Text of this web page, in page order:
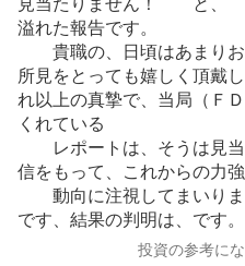
見当たりません！ と、
溢れた報告です。
貴職の、日頃はあまりお
所見をとっても嬉しく頂
れ以上の真摯で、当局（Ｆ
くれている
レポートは、そうは見
信をもって、これからの力
動向に注視してまい
です、結果の判明は、です。
投資の参考に